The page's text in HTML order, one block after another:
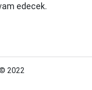
edecek.
2022